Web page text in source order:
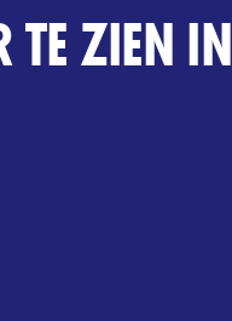
TE ZIEN IN